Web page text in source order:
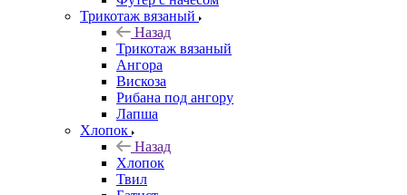
Трикотаж вязаный
Назад
Трикотаж вязаный
Ангора
Вискоза
Рибана под ангору
Лапша
Хлопок
Назад
Хлопок
Твил